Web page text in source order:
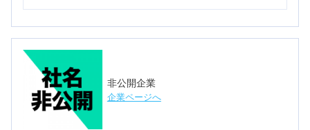
非公開企業
企業ページへ